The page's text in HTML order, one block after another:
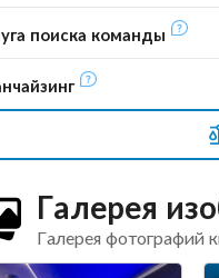
поиска команды
Галерея
Галерея фотографий